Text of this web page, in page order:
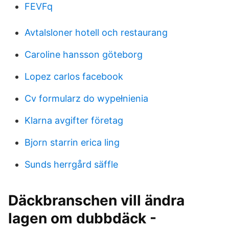
FEVFq
Avtalsloner hotell och restaurang
Caroline hansson göteborg
Lopez carlos facebook
Cv formularz do wypełnienia
Klarna avgifter företag
Bjorn starrin erica ling
Sunds herrgård säffle
Däckbranschen vill ändra
lagen om dubbdäck -